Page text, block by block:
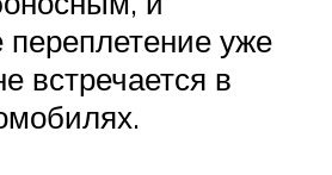
переплетение уже
встречается в